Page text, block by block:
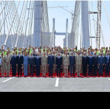
عبد الفتاح السيسي يفتتح
الفرج وكوبري تحيا مصر